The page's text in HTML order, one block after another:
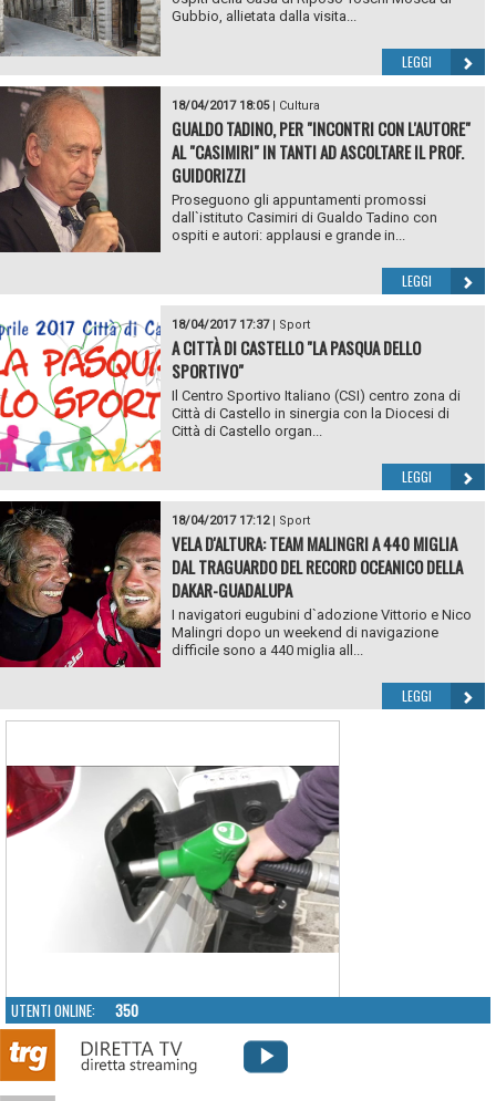
Gubbio, allietata dalla visita...
LEGGI
18/04/2017 18:05| Cultura
GUALDO TADINO, PER "INCONTRI CON L'AUTORE"
AL "CASIMIRI" IN TANTI AD ASCOLTARE IL PROF.
GUIDORIZZI
Proseguono gli appuntamenti promossi
dall`istituto Casimiri di Gualdo Tadino con
ospiti e autori: applausi e grande in...
LEGGI
18/04/2017 17:37| Sport
A CITTÀ DI CASTELLO "LA PASQUA DELLO
SPORTIVO"
Il Centro Sportivo Italiano (CSI) centro zona di
Città di Castello in sinergia con la Diocesi di
Città di Castello organ...
LEGGI
18/04/2017 17:12| Sport
VELA D'ALTURA: TEAM MALINGRI A 440 MIGLIA
DAL TRAGUARDO DEL RECORD OCEANICO DELLA
DAKAR-GUADALUPA
I navigatori eugubini d`adozione Vittorio e Nico
Malingri dopo un weekend di navigazione
difficile sono a 440 miglia all...
LEGGI
UTENTI ONLINE: 350